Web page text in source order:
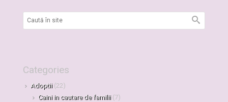
Categories
Adoptii(22)
Caini in cautare de familii(7)